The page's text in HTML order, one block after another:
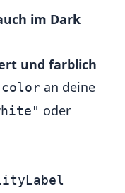
im Dark
und farblich
color an deine
oder